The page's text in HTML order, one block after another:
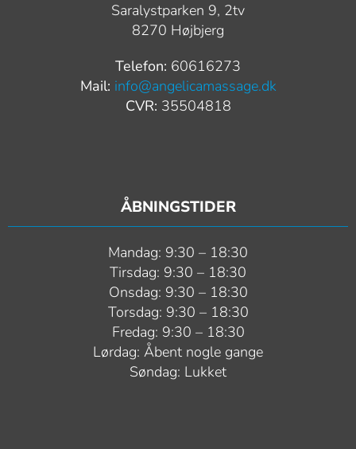
Saralystparken 9, 2tv
8270 Højbjerg
Telefon: 60616273
Mail: info@angelicamassage.dk
CVR: 35504818
ÅBNINGSTIDER
Mandag: 9:30 – 18:30
Tirsdag: 9:30 – 18:30
Onsdag: 9:30 – 18:30
Torsdag: 9:30 – 18:30
Fredag: 9:30 – 18:30
Lørdag: Åbent nogle gange
Søndag: Lukket